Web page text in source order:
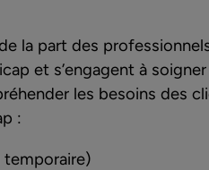
la part des
et s’engagent à soigner
les besoins des
: